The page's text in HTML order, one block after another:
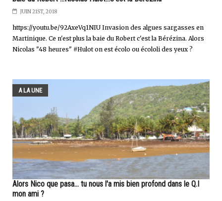
JUIN 21ST, 2018
https://youtu.be/92AxeVq1NIU Invasion des algues sargasses en
Martinique. Ce n'est plus la baie du Robert c'est la Bérézina. Alors
Nicolas "48 heures" #Hulot on est écolo ou écololi des yeux ?
A LA UNE
Alors Nico que pasa... tu nous l'a mis bien profond dans le Q.I
mon ami ?